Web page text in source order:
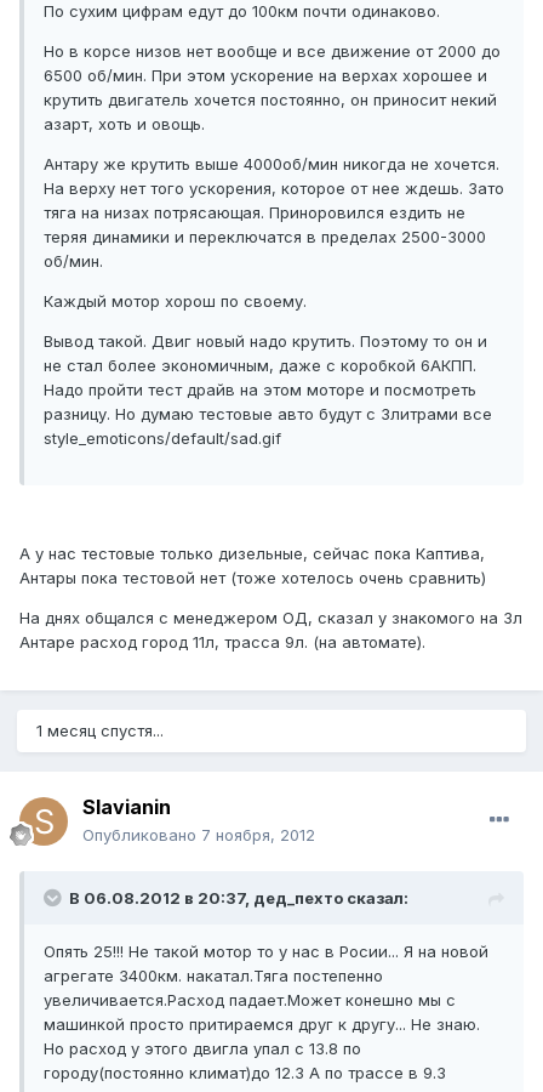
По сухим цифрам едут до 100км почти одинаково.
Но в корсе низов нет вообще и все движение от 2000 до
6500 об/мин. При этом ускорение на верхах хорошее и
крутить двигатель хочется постоянно, он приносит некий
азарт, хоть и овощь.
Антару же крутить выше 4000об/мин никогда не хочется.
На верху нет того ускорения, которое от нее ждешь. Зато
тяга на низах потрясающая. Приноровился ездить не
теряя динамики и переключатся в пределах 2500-3000
об/мин.
Каждый мотор хорош по своему.
Вывод такой. Двиг новый надо крутить. Поэтому то он и
не стал более экономичным, даже с коробкой 6АКПП.
Надо пройти тест драйв на этом моторе и посмотреть
разницу. Но думаю тестовые авто будут с 3литрами все
style_emoticons/default/sad.gif
А у нас тестовые только дизельные, сейчас пока Каптива,
Антары пока тестовой нет (тоже хотелось очень сравнить)
На днях общался с менеджером ОД, сказал у знакомого на 3л
Антаре расход город 11л, трасса 9л. (на автомате).
1 месяц спустя...
Slavianin
Опубликовано 7 ноября, 2012
В 06.08.2012 в 20:37, дед_пехто сказал:
Опять 25!!! Не такой мотор то у нас в Росии... Я на новой
агрегате 3400км. накатал.Тяга постепенно
увеличивается.Расход падает.Может конешно мы с
машинкой просто притираемся друг к другу... Не знаю.
Но расход у этого двигла упал с 13.8 по
городу(постоянно климат)до 12.3 А по трассе в 9.3